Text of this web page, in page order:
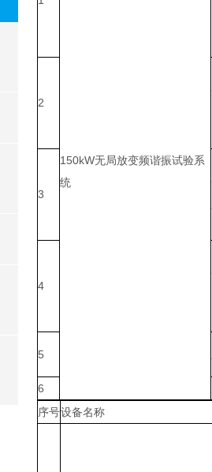
150kW无局放变频谐振试验系
统
2
3
4
5
6
序号设备名称